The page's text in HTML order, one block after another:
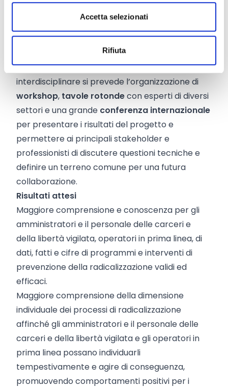
Accetta selezionati
Rifiuta
transnazionale.
Per stimolare la discussione sui temi del
progetto anche da un punto di vista
interdisciplinare si prevede l’organizzazione di
workshop, tavole rotondecon esperti di diversi
settori e una grande conferenza internazionale
per presentare i risultati del progetto e
permettere ai principali stakeholder e
professionisti di discutere questioni tecniche e
definire un terreno comune per una futura
collaborazione.
Risultati attesi
Maggiore comprensione e conoscenza per gli
amministratori e il personale delle carceri e
della libertà vigilata, operatori in prima linea, di
dati, fatti e cifre di programmi e interventi di
prevenzione della radicalizzazione validi ed
efficaci.
Maggiore comprensione della dimensione
individuale dei processi di radicalizzazione
affinché gli amministratori e il personale delle
carceri e della libertà vigilata e gli operatori in
prima linea possano individuarli
tempestivamente e agire di conseguenza,
promuovendo comportamenti positivi per i